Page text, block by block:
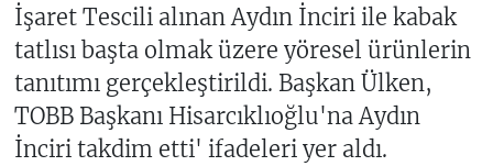
İşaret Tescili alınan Aydın İnciri ile kabak
tatlısı başta olmak üzere yöresel ürünlerin
tanıtımı gerçekleştirildi. Başkan Ülken,
TOBB Başkanı Hisarcıklıoğlu'na Aydın
İnciri takdim etti' ifadeleri yer aldı.